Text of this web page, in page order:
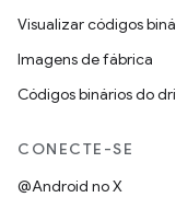
Visualizar códigos
Imagens de fábrica
Códigos binários do
CONECTE-SE
@Android no X